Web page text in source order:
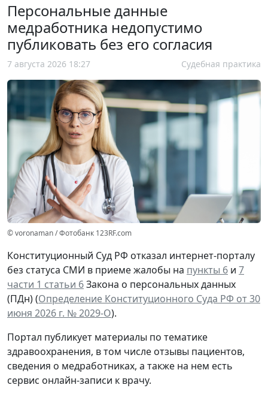
Персональные данные
медработника недопустимо
публиковать без его согласия
7 августа 2026 18:27 Судебная практика
© voronaman / Фотобанк 123RF.com
Конституционный Суд РФ отказал интернет-порталу
без статуса СМИ в приеме жалобы на пункты 6 и 7
части 1 статьи 6Закона о персональных данных
(ПДн) (Определение Конституционного Суда РФ от 30
июня 2026 г. № 2029-О).
Портал публикует материалы по тематике
здравоохранения, в том числе отзывы пациентов,
сведения о медработниках, а также на нем есть
сервис онлайн-записи к врачу.